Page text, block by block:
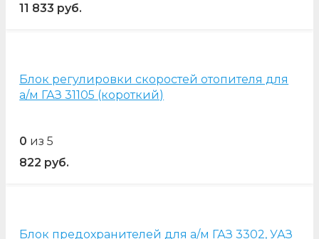
11 833 руб.
Блок регулировки скоростей отопителя для
а/м ГАЗ 31105 (короткий)
0 из 5
822 руб.
Блок предохранителей для а/м ГАЗ 3302, УАЗ